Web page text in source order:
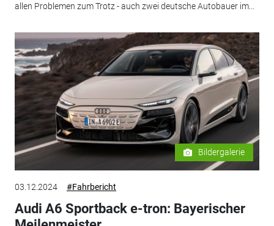
allen Problemen zum Trotz - auch zwei deutsche Autobauer im...
Bildergalerie
03.12.2024 #Fahrbericht
Audi A6 Sportback e-tron: Bayerischer